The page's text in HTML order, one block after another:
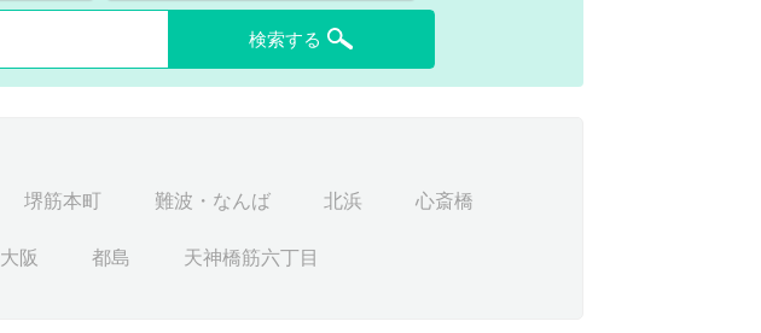
検索する
堺筋本町 難波・なんば 北浜 心斎橋
大阪 都島 天神橋筋六丁目